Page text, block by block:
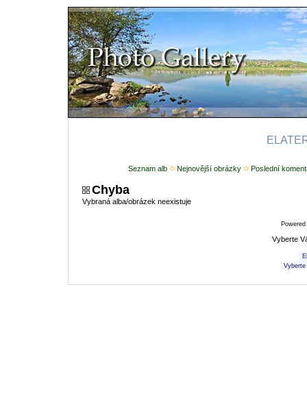
Seznam alb Nejnovější obrázky Poslední
Chyba
Vybraná alba/obrázek neexistuje
Vyberte